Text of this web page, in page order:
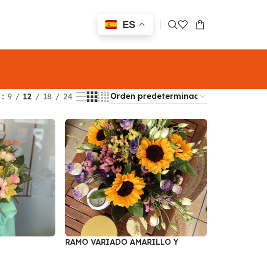
ES
9 12 18 24
RAMO VARIADO AMARILLO Y